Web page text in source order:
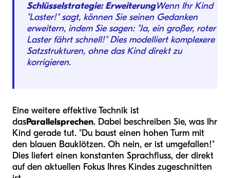
Schlüsselstrategie: ErweiterungWenn Ihr Kind
"Laster!" sagt, können Sie seinen Gedanken
erweitern, indem Sie sagen: "Ja, ein großer, roter
Laster fährt schnell!" Dies modelliert komplexere
Satzstrukturen, ohne das Kind direkt zu
korrigieren.
Eine weitere effektive Technik ist
dasParallelsprechen. Dabei beschreiben Sie, was Ihr
Kind gerade tut. "Du baust einen hohen Turm mit
den blauen Bauklötzen. Oh nein, er ist umgefallen!"
Dies liefert einen konstanten Sprachfluss, der direkt
auf den aktuellen Fokus Ihres Kindes zugeschnitten